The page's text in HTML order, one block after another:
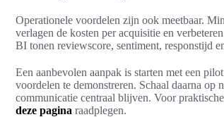
Operationele voordelen zijn ook meetbaar.
verlagen de kosten per acquisitie en
BI tonen reviewscore, sentiment, responstijd
Een aanbevolen aanpak is starten met een
voordelen te demonstreren. Schaal daarna op
communicatie centraal blijven. Voor
deze pagina raadplegen.